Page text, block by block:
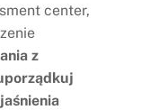
center,
z